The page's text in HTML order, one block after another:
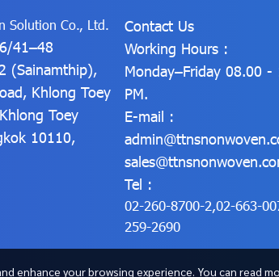
enhance your browsing experience. You can read
Solution Co., Ltd.
41–48
(Sainamthip),
Khlong Toey
Toey
10110,
Contact Us
Working Hours :
Monday–Friday 08.00 -
PM.
E-mail :
Tel :
02-260-8700-2,02-663-
259-2690